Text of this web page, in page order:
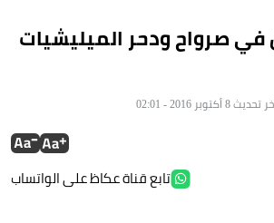
صرواح ودحر الميليشيات
تابع قناة عكاظ على الواتساب